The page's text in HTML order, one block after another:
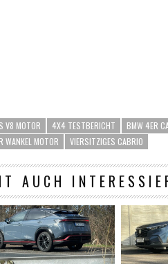
V8 MOTOR 4X4 TESTBERICHT BMW 4ER
WANKEL MOTOR VIERSITZIGES CABRIO
AUCH